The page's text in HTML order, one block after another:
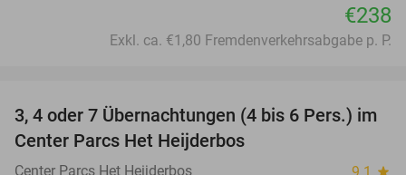
€238
Exkl. ca. €1,80 Fremdenverkehrsabgabe p. P.
3, 4 oder 7 Übernachtungen (4 bis 6 Pers.) im
Center Parcs Het Heijderbos
Center Parcs Het Heijderbos star